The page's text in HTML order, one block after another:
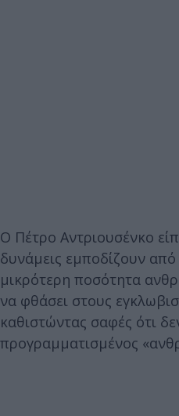
Ο Πέτρο Αντριουσένκο
δυνάμεις εμποδίζουν
μικρότερη ποσότητα
να φθάσει στους
καθιστώντας σαφές ότι
προγραμματισμένος